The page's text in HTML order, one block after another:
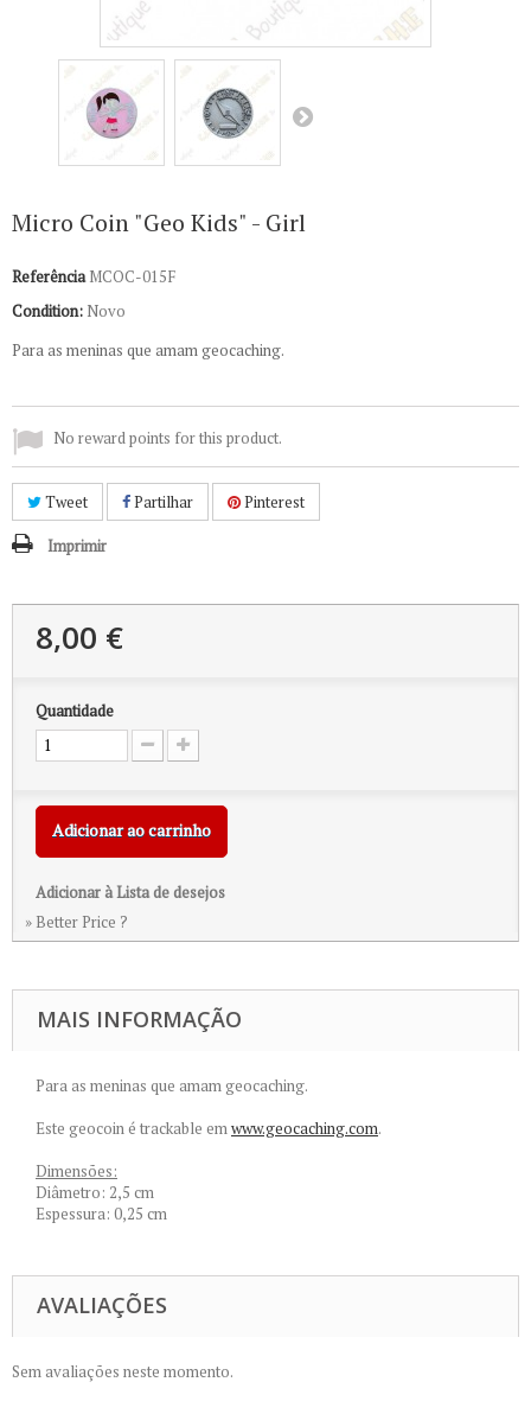
Micro Coin "Geo Kids" - Girl
Referência MCOC-015F
Condition: Novo
Para as meninas que amam geocaching.
No reward points for this product.
Tweet Partilhar Pinterest
Imprimir
8,00 €
Quantidade
Adicionar ao carrinho
Adicionar à Lista de desejos
» Better Price ?
MAIS INFORMAÇÃO
Para as meninas que amam geocaching.
Este geocoin é trackable emwww.geocaching.com.
Dimensões:
Diâmetro: 2,5 cm
Espessura: 0,25 cm
AVALIAÇÕES
Sem avaliações neste momento.